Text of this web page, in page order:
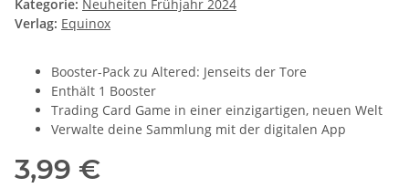
Kategorie: Neuheiten Frühjahr 2024
Verlag: Equinox
Booster-Pack zu Altered: Jenseits der Tore
Enthält 1 Booster
Trading Card Game in einer einzigartigen, neuen Welt
Verwalte deine Sammlung mit der digitalen App
3,99 €